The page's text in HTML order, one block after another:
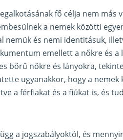
fő célja nem más
a nemek közötti
nemük és nemi identitásuk,
emellett a nőkre és a
bőrű nőkre és lányokra,
ugyanakkor, hogy a nemek
a férfiakat és a fiúkat is, és
a jogszabályoktól, és